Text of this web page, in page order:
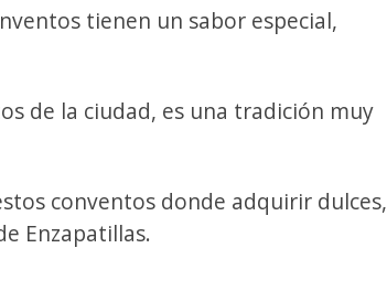
tienen un sabor especial,
de la ciudad, es una tradición muy
conventos donde adquirir dulces,
Enzapatillas.